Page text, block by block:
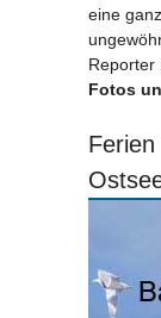
eine
Reporter
Fotos